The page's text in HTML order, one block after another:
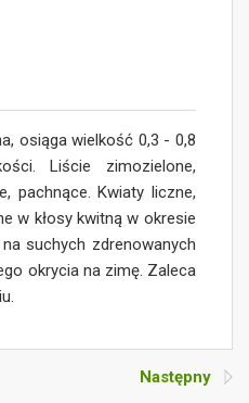
osiąga wielkość 0,3 - 0,8
Liście zimozielone,
pachnące. Kwiaty liczne,
w kłosy kwitną w okresie
suchych zdrenowanych
okrycia na zimę. Zaleca
Następny